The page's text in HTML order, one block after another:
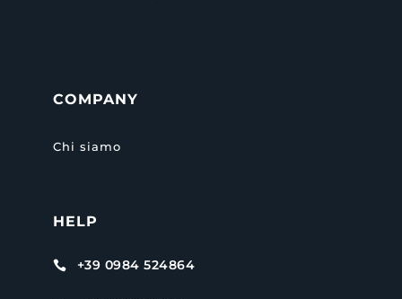
COMPANY
Chi siamo
HELP
 +39 0984 524864